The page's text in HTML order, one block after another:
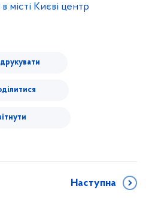
Києві центр
Наступна